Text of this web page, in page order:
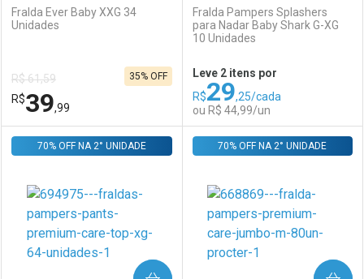
Comprar sem Desconto
Por R$ 114,99/cada
Comprar sem Desconto
Por R$ 114,99/cada
Comprar sem Desconto
Por R$ 114,99/cada
Comprar sem Desconto
Por R$ 114,99/cada
Fralda Ever Baby XXG 34
Unidades
R$ 61,59
R$39,99
35% OFF
FECHAR
Laboratório
FECHAR
Por Menos
Fralda Pampers Splashers
para Nadar Baby Shark G-XG
10 Unidades
Leve 2 itens por
R$29,25/cada
ou R$ 44,99/un
Laboratório
Por Menos
70% OFF NA 2° UNIDADE 70% OFF NA 2° UNIDADE